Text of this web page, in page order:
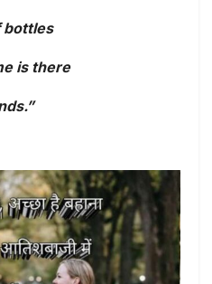
bottles
is there